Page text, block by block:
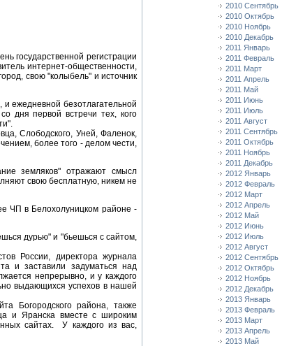
государственной регистрации
интернет-общественности,
свою "колыбель" и источник
ежедневной безотлагательной
дня первой встречи тех, кого
Слободского, Уней, Фаленок,
более того - делом чести,
земляков" отражают смысл
свою бесплатную, никем не
ЧП в Белохолуницком районе -
дурью" и "бьешься с сайтом,
России, директора журнала
и заставили задуматься над
непрерывно, и у каждого
выдающихся успехов в нашей
Богородского района, также
и Яранска вместе с широким
сайтах. У каждого из вас,
2010 Сентябрь
2010 Октябрь
2010 Ноябрь
2010 Декабрь
2011 Январь
2011 Февраль
2011 Март
2011 Апрель
2011 Май
2011 Июнь
2011 Июль
2011 Август
2011 Сентябрь
2011 Октябрь
2011 Ноябрь
2011 Декабрь
2012 Январь
2012 Февраль
2012 Март
2012 Апрель
2012 Май
2012 Июнь
2012 Июль
2012 Август
2012 Сентябрь
2012 Октябрь
2012 Ноябрь
2012 Декабрь
2013 Январь
2013 Февраль
2013 Март
2013 Апрель
2013 Май